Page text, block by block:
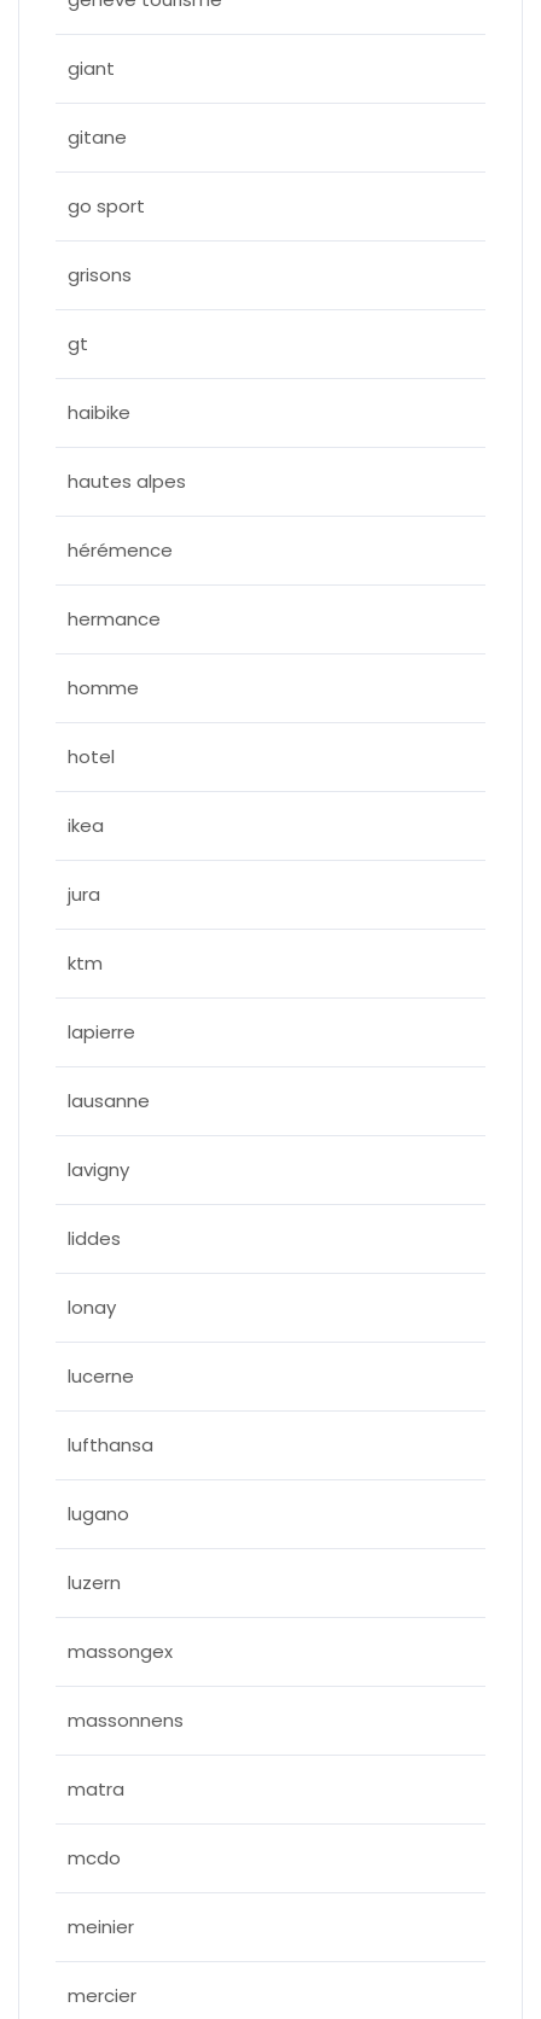
giant
gitane
go sport
grisons
gt
haibike
hautes alpes
hérémence
hermance
homme
hotel
ikea
jura
ktm
lapierre
lausanne
lavigny
liddes
lonay
lucerne
lufthansa
lugano
luzern
massongex
massonnens
matra
mcdo
meinier
mercier